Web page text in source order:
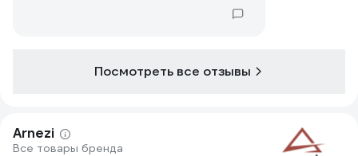
Посмотреть все отзывы
Arnezi
Все товары бренда